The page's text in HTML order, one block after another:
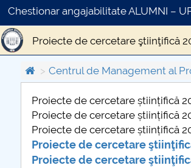
Chestionar angajabilitate ALUMNI –
Proiecte de cercetare ştiinţifică
Proiecte de cercetare ştiinţifică
Centrul de Management al
Proiecte de cercetare științifică
Proiecte de cercetare științifică
Proiecte de cercetare științifică
Proiecte de cercetare
Proiecte de cercetare
COMUNICAT DE
PRIMSTUD